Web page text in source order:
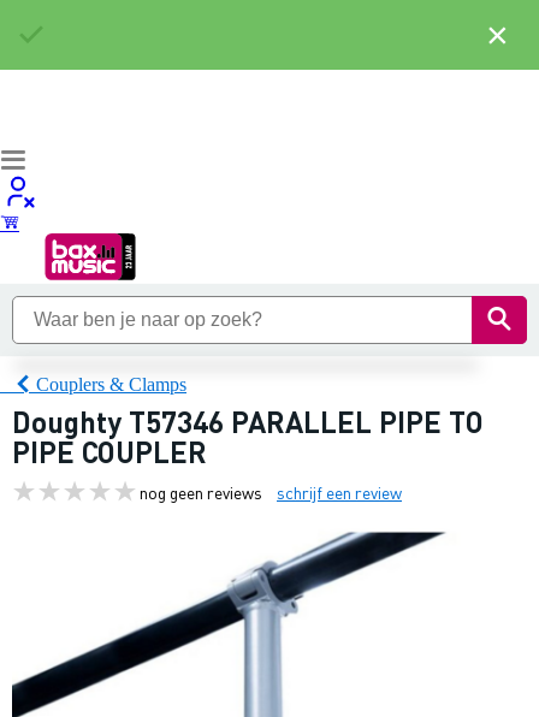
Couplers & Clamps
Doughty T57346 PARALLEL PIPE TO
PIPE COUPLER
nog geen reviews schrijf een review
×